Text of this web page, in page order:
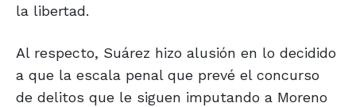
la libertad.
Al respecto, Suárez hizo alusión en lo decidido
a que la escala penal que prevé el concurso
de delitos que le siguen imputando a Moreno